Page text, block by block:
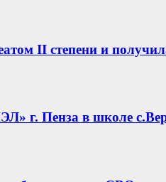
II степени и
г. Пенза в школе